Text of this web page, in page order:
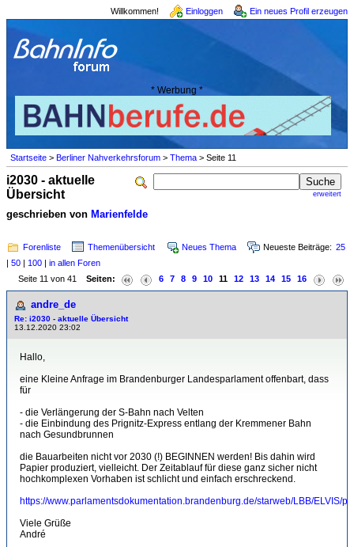
Willkommen! Einloggen Ein neues Profil erzeugen
* Werbung *
Startseite > Berliner Nahverkehrsforum > Thema > Seite 11
erweitert
i2030 - aktuelle
Übersicht
geschrieben von Marienfelde
Forenliste Themenübersicht Neues Thema Neueste Beiträge: 25
| 50 | 100 | in allen Foren
Seite 11 von 41 Seiten: 6 7 8 9 10 11 12 13 14 15 16
andre_de
Re: i2030 - aktuelle Übersicht
13.12.2020 23:02
Hallo,
eine Kleine Anfrage im Brandenburger Landesparlament offenbart, dass
für
- die Verlängerung der S-Bahn nach Velten
- die Einbindung des Prignitz-Express entlang der Kremmener Bahn
nach Gesundbrunnen
die Bauarbeiten nicht vor 2030 (!) BEGINNEN werden! Bis dahin wird
Papier produziert, vielleicht. Der Zeitablauf für diese ganz sicher nicht
hochkomplexen Vorhaben ist schlicht und einfach erschreckend.
https://www.parlamentsdokumentation.brandenburg.de/starweb/LBB/ELVIS/
Viele Grüße
André